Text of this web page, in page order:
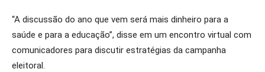
“A discussão do ano que vem será mais dinheiro para a
saúde e para a educação”, disse em um encontro virtual com
comunicadores para discutir estratégias da campanha
eleitoral.